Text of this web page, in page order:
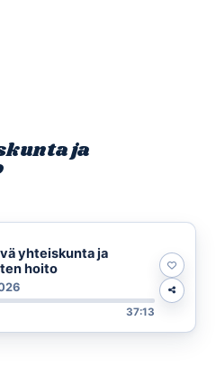
ja
yhteiskunta ja
hoito
37:13